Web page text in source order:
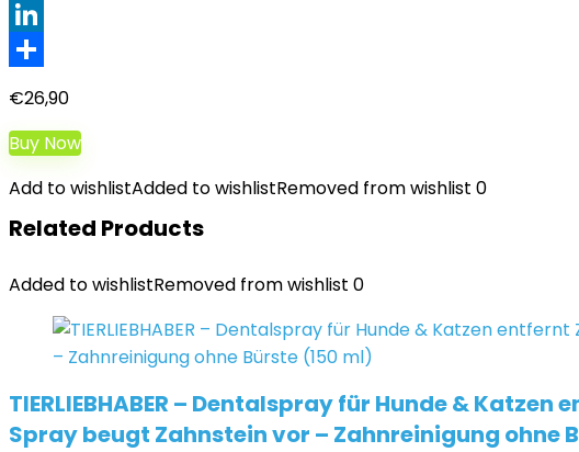
XING
LinkedIn
€26,90
Buy Now
Add to wishlistAdded to wishlistRemoved from wishlist 0
Related Products
Added to wishlistRemoved from wishlist 0
TIERLIEBHABER – Dentalspray für Hunde &
Spray beugt Zahnstein vor – Zahnreinigung ohne